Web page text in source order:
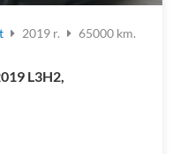
2019 r.
65000 km.
L3H2,